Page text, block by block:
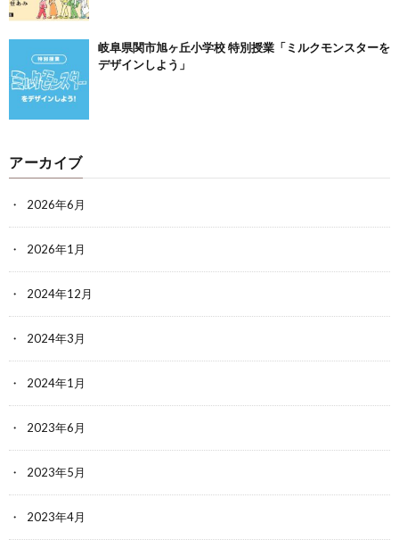
岐阜県関市旭ヶ丘小学校 特別授業「ミルクモンスターを
デザインしよう」
アーカイブ
2026年6月
2026年1月
2024年12月
2024年3月
2024年1月
2023年6月
2023年5月
2023年4月